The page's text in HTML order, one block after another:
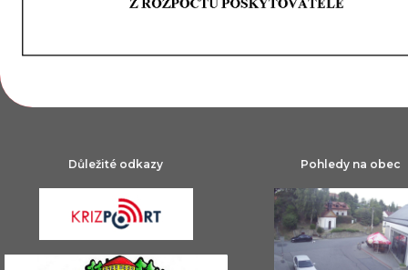
Důležité odkazy Pohledy na obec